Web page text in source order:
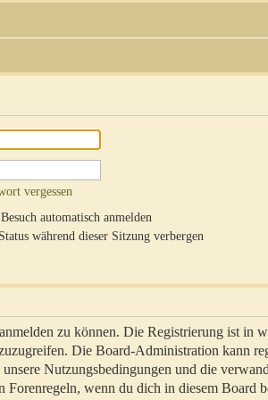
vergessen
automatisch anmelden
während dieser Sitzung verbergen
zu können. Die Registrierung ist in
Die Board-Administration kann
Nutzungsbedingungen und die
wenn du dich in diesem Board